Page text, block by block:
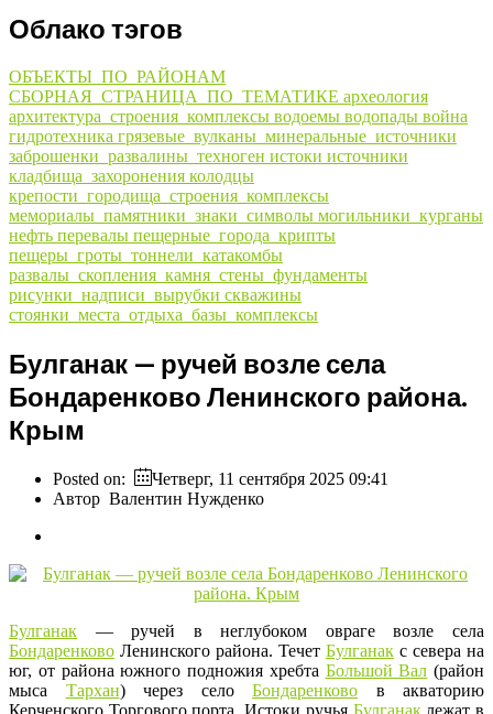
Облако тэгов
ОБЪЕКТЫ_ПО_РАЙОНАМ
СБОРНАЯ_СТРАНИЦА_ПО_ТЕМАТИКЕ археология
архитектура_строения_комплексы водоемы водопады война
гидротехника грязевые_вулканы_минеральные_источники
заброшенки_развалины_техноген истоки источники
кладбища_захоронения колодцы
крепости_городища_строения_комплексы
мемориалы_памятники_знаки_символы могильники_курганы
нефть перевалы пещерные_города_крипты
пещеры_гроты_тоннели_катакомбы
развалы_скопления_камня_стены_фундаменты
рисунки_надписи_вырубки скважины
стоянки_места_отдыха_базы_комплексы
Булганак — ручей возле села
Бондаренково Ленинского района.
Крым
Posted on:
Четверг, 11 сентября 2025 09:41
Автор Валентин Нужденко
Булганак — ручей в неглубоком овраге возле села
Бондаренково Ленинского района. Течет Булганак с севера на
юг, от района южного подножия хребта Большой Вал (район
мыса Тархан) через село Бондаренково в акваторию
Керченского Торгового порта. Истоки ручья Булганаклежат в